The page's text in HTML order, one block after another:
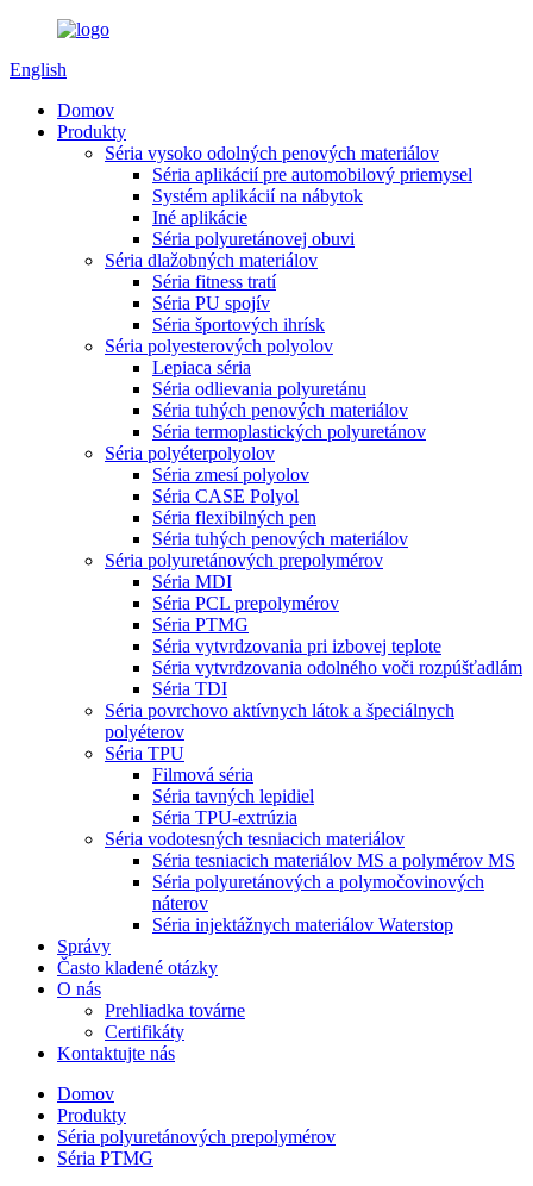
English
Domov
Produkty
Séria vysoko odolných penových materiálov
Séria aplikácií pre automobilový priemysel
Systém aplikácií na nábytok
Iné aplikácie
Séria polyuretánovej obuvi
Séria dlažobných materiálov
Séria fitness tratí
Séria PU spojív
Séria športových ihrísk
Séria polyesterových polyolov
Lepiaca séria
Séria odlievania polyuretánu
Séria tuhých penových materiálov
Séria termoplastických polyuretánov
Séria polyéterpolyolov
Séria zmesí polyolov
Séria CASE Polyol
Séria flexibilných pen
Séria tuhých penových materiálov
Séria polyuretánových prepolymérov
Séria MDI
Séria PCL prepolymérov
Séria PTMG
Séria vytvrdzovania pri izbovej teplote
Séria vytvrdzovania odolného voči rozpúšťadlám
Séria TDI
Séria povrchovo aktívnych látok a špeciálnych
polyéterov
Séria TPU
Filmová séria
Séria tavných lepidiel
Séria TPU-extrúzia
Séria vodotesných tesniacich materiálov
Séria tesniacich materiálov MS a polymérov MS
Séria polyuretánových a polymočovinových
náterov
Séria injektážnych materiálov Waterstop
Správy
Často kladené otázky
O nás
Prehliadka továrne
Certifikáty
Kontaktujte nás
Domov
Produkty
Séria polyuretánových prepolymérov
Séria PTMG